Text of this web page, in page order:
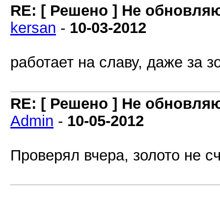
RE: [ Решено ] Не
kersan - 10-03-2012
работает на славу, даже за
RE: [ Решено ] Не
Admin - 10-05-2012
Проверял вчера, золото не